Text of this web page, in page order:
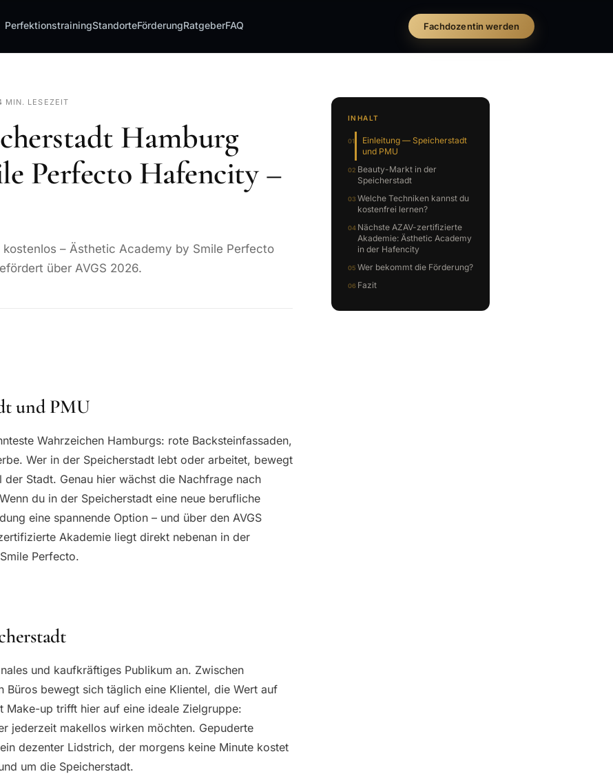
PerfektionstrainingStandorteFörderungRatgeberFAQ Fachdozentin werden
MIN. LESEZEIT
Hamburg
Perfecto Hafencity –
– Ästhetic Academy by Smile Perfecto
über AVGS 2026.
und PMU
Wahrzeichen Hamburgs: rote Backsteinfassaden,
Wer in der Speicherstadt lebt oder arbeitet, bewegt
Stadt. Genau hier wächst die Nachfrage nach
du in der Speicherstadt eine neue berufliche
eine spannende Option – und über den AVGS
Akademie liegt direkt nebenan in der
Perfecto.
und kaufkräftiges Publikum an. Zwischen
Büros bewegt sich täglich eine Klientel, die Wert auf
Make-up trifft hier auf eine ideale Zielgruppe:
jederzeit makellos wirken möchten. Gepuderte
dezenter Lidstrich, der morgens keine Minute kostet
um die Speicherstadt.
INHALT
Einleitung — Speicherstadt
und PMU
Beauty-Markt in der
Speicherstadt
Welche Techniken kannst du
kostenfrei lernen?
Nächste AZAV-zertifizierte
Akademie: Ästhetic Academy
in der Hafencity
Wer bekommt die Förderung?
Fazit